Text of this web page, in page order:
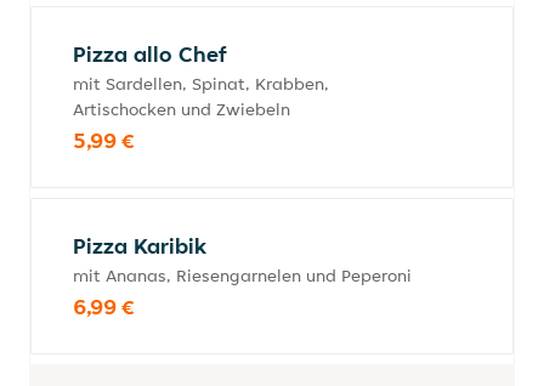
Pizza allo Chef
mit Sardellen, Spinat, Krabben,
Artischocken und Zwiebeln
5,99 €
Pizza Karibik
mit Ananas, Riesengarnelen und Peperoni
6,99 €